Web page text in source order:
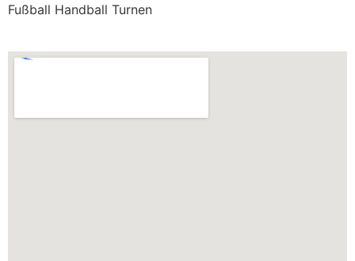
Fußball Handball Turnen